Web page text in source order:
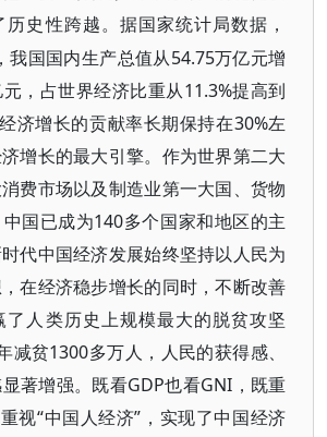
历史性跨越。据国家统计局数据，
国国内生产总值从54.75万亿元增
，占世界经济比重从11.3%提高到
济增长的贡献率长期保持在30%左
增长的最大引擎。作为世界第二大
费市场以及制造业第一大国、货物
国已成为140多个国家和地区的主
代中国经济发展始终坚持以人民为
在经济稳步增长的同时，不断改善
了人类历史上规模最大的脱贫攻坚
减贫1300多万人，人民的获得感、
著增强。既看GDP也看GNI，既重
视“中国人经济”，实现了中国经济